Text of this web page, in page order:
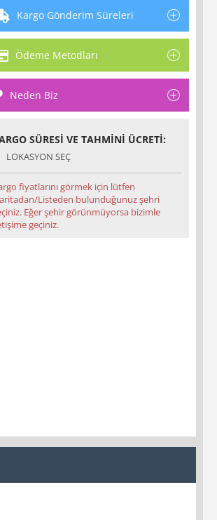
Kargo Gönderim Süreleri
Ödeme Metodları
Neden Biz
SÜRESI VE TAHMINI ÜCRETI:
LOKASYON SEÇ
fiyatlarını görmek için lütfen
Listeden bulunduğunuz şehri
Eğer şehir görünmüyorsa bizimle
geçiniz.